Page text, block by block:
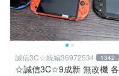
誠信3C☆統編36972534 1342
☆誠信3C☆9成新 無改機 各